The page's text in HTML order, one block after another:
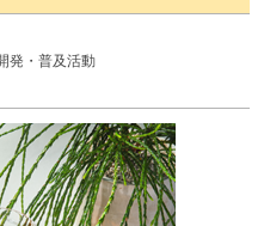
発・普及活動